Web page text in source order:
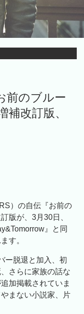
前のブルー
補改訂版、
）の自伝『お前の
版が、3月30日、
』と同
す。
ー脱退と加入、初
さらに家族の話な
加掲載されていま
まない小説家、片